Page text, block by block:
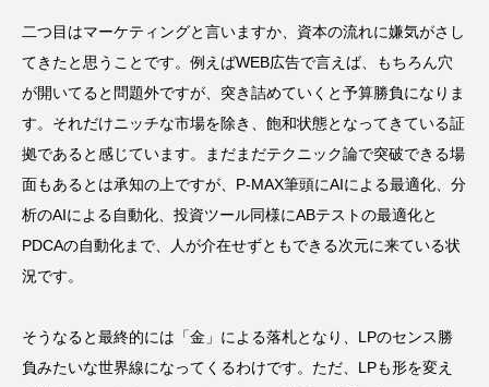
二つ目はマーケティングと言いますか、資本の流れに嫌気がさし
てきたと思うことです。例えばWEB広告で言えば、もちろん穴
が開いてると問題外ですが、突き詰めていくと予算勝負になりま
す。それだけニッチな市場を除き、飽和状態となってきている証
拠であると感じています。まだまだテクニック論で突破できる場
面もあるとは承知の上ですが、P-MAX筆頭にAIによる最適化、分
析のAIによる自動化、投資ツール同様にABテストの最適化と
PDCAの自動化まで、人が介在せずともできる次元に来ている状
況です。
そうなると最終的には「金」による落札となり、LPのセンス勝
負みたいな世界線になってくるわけです。ただ、LPも形を変え